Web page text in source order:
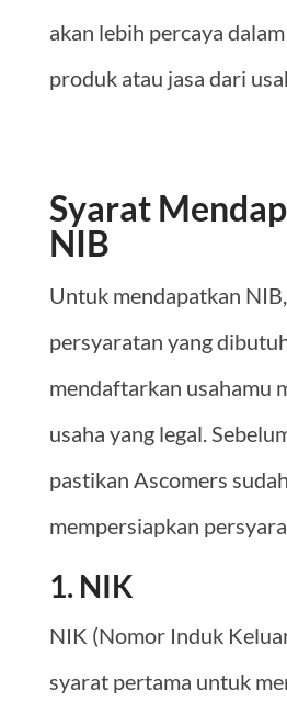
akan lebih percaya
produk atau jasa dari
Syarat
NIB
Untuk mendapatkan
persyaratan yang
mendaftarkan usahamu
usaha yang legal.
pastikan Ascomers sudah
mempersiapkan
1. NIK
NIK (Nomor Induk
syarat pertama untuk